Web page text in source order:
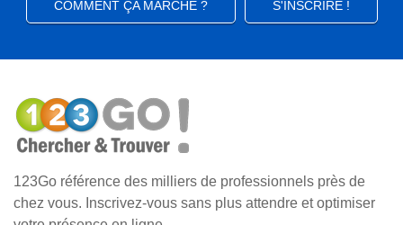
COMMENT ÇA MARCHE ? S'INSCRIRE !
123Go référence des milliers de professionnels près de
chez vous. Inscrivez-vous sans plus attendre et optimiser